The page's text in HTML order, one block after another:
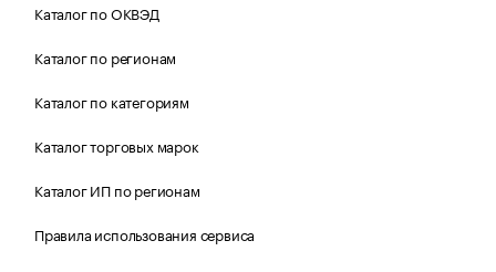
Каталог по ОКВЭД
Каталог по регионам
Каталог по категориям
Каталог торговых марок
Каталог ИП по регионам
Правила использования сервиса